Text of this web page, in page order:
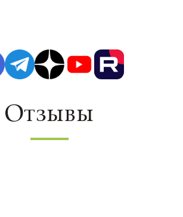
Отзывы